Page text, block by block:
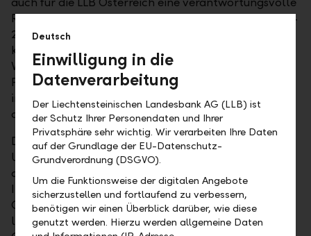
Rolle zu übernehmen. Im Rahmen der Strategie ACT-
26 der LLB-Gruppe wollen wir in Österreich in den
kommenden Jahren unsere Position als führende
Vermögensverwaltungsbank, als einzigartiges Fonds
Powerhouse sowie als verlässliche Partnerin im
institutionellen Geschäft weiter ausbauen", erklärt
die neue Aufsichtsratsvorsitzende.
Die ausgebildete Juristin – sie studierte an der
Universität Innsbruck Rechtswissenschaften und
absolvierte den Master of European and
International Business Law an der Universität St.
Gallen – ist seit 2011 für die LLB in unterschiedlichen
leitenden Funktionen tätig. 2016 trat sie in die
Deutsch
Einwilligung in die
Datenverarbeitung
Der Liechtensteinischen Landesbank AG (LLB) ist
der Schutz Ihrer Personendaten und Ihrer
Privatsphäre sehr wichtig. Wir verarbeiten Ihre Daten
auf der Grundlage der EU-Datenschutz-
Grundverordnung (DSGVO).
Um die Funktionsweise der digitalen Angebote
sicherzustellen und fortlaufend zu verbessern,
benötigen wir einen Überblick darüber, wie diese
genutzt werden. Hierzu werden allgemeine Daten